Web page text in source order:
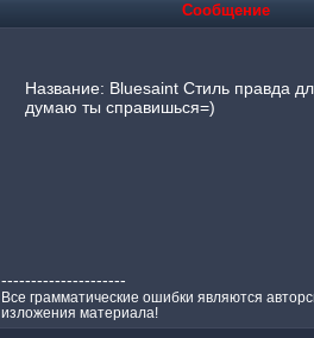
Сообщение
Название: Bluesaint Стиль правда
думаю ты справишься=)
---------------------
Все грамматические ошибки являются
изложения материала!